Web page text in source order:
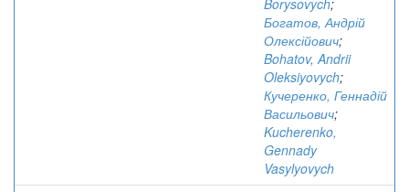
Borysovych;
Богатов, Андрій
Олексійович;
Bohatov, Andrii
Oleksiyovych;
Кучеренко, Геннадій
Васильович;
Kucherenko,
Gennady
Vasylyovych